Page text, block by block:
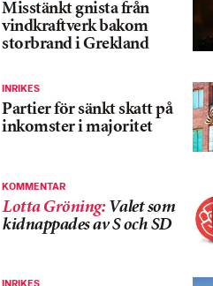
Misstänkt gnista från
vindkraftverk bakom
storbrand i Grekland
INRIKES
Partier för sänkt skatt på
inkomster i majoritet
KOMMENTAR
Lotta Gröning: Valet som
kidnappades av S och SD